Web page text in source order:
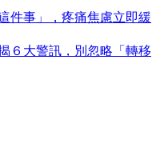
件事」，疼痛焦慮立即緩
６大警訊，別忽略「轉移